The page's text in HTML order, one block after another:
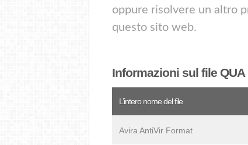
oppure risolvere un altro
questo sito web.
Informazioni sul file QUA
L’intero nome del file
Avira AntiVir Format